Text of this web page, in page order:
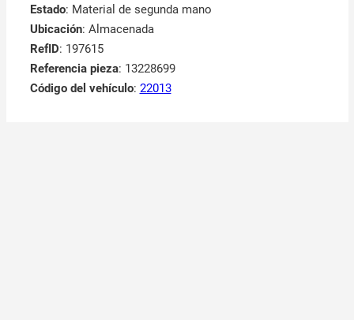
Estado: Material de segunda mano
Ubicación: Almacenada
RefID: 197615
Referencia pieza: 13228699
Código del vehículo: 22013